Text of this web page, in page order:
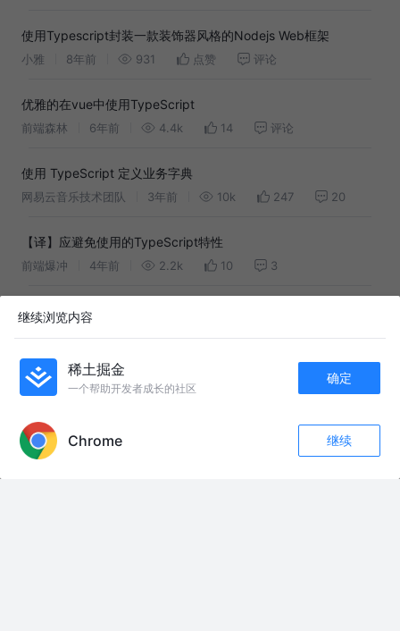
132
使用Typescript封装一款装饰器风格的Nodejs Web框架
小雅 8年前 931 点赞 评论
优雅的在vue中使用TypeScript
前端森林 6年前 4.4k 14 评论
使用 TypeScript 定义业务字典
网易云音乐技术团队 3年前 10k 247 20
【译】应避免使用的TypeScript特性
前端爆冲 4年前 2.2k 10 3
用TypeScript和装饰器优雅的为前端数据脱敏
Hamm 1年前 2.3k 21 4
TypeScript装饰器之我们是这么做表单和校验的
TypeScript 类的基础概念和使用
继续浏览内容
稀土掘金
一个帮助开发者成长的社区
确定
Chrome 继续